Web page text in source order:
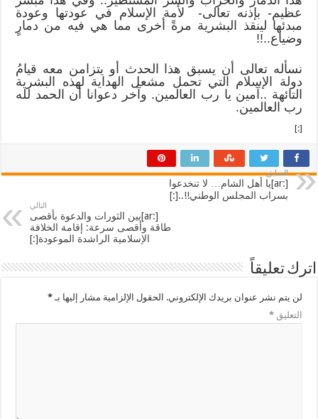
عظيم- بإذنه تعالى- لأمة الإسلام في عودتها وعودة
مبدئها لينقذ البشرية مرةً أخرى مما هي فيه من دمارٍ
وضياع..!!
نسأله تعالى أن يسبق هذا الحدث أو يتزامن معه قيامُ
دولة الإسلام التي تحمل مشعل الهداية لهذه البشرية
التائهة ..آمين يا رب العالمين. وآخر دعوانا أن الحمد لله
رب العالمين.
[:]
السابق
[:ar]يا أهل الشام… لا تنخدعوا
بسراب المجلس الوطني!!..[:]
التالي
[:ar]بين الثورات والدعوة بأقصى
طاقة وأقصى سرعة: إقامة الخلافة
الإسلامية الراشدة الموعودة[:]
اترك تعليقاً
لن يتم نشر عنوان بريدك الإلكتروني. الحقول الإلزامية مشار إليها بـ*
التعليق*